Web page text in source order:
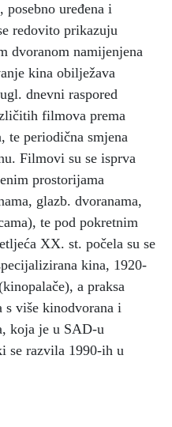
uređena i
redovito prikazuju
dvoranom namijenjena
kina obilježava
dnevni raspored
filmova prema
te periodična smjena
Filmovi su se isprva
prostorijama
glazb. dvoranama,
te pod pokretnim
XX. st. počela su se
kina, 1920-
a praksa
s više kinodvorana i
koja je u SAD-u
se razvila 1990-ih u